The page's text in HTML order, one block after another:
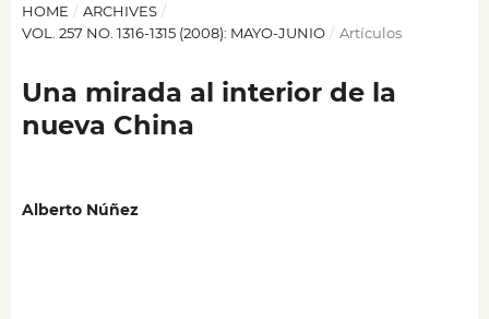
HOME / ARCHIVES /
VOL. 257 NO. 1316-1315 (2008): MAYO-JUNIO / Artículos
Una mirada al interior de la
nueva China
Alberto Núñez